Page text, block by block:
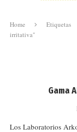
Home Etiquetas
irritativa"
Gama
Los Laboratorios